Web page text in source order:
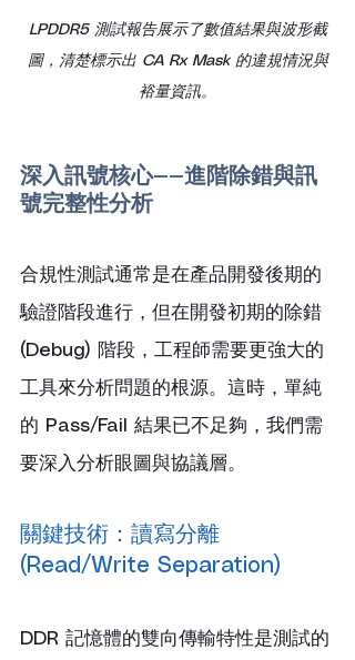
LPDDR5 測試報告展示了數值結果與波形截
圖，清楚標示出 CA Rx Mask 的違規情況與
裕量資訊。
深入訊號核心——進階除錯與訊
號完整性分析
合規性測試通常是在產品開發後期的
驗證階段進行，但在開發初期的除錯
(Debug) 階段，工程師需要更強大的
工具來分析問題的根源。這時，單純
的 Pass/Fail 結果已不足夠，我們需
要深入分析眼圖與協議層。
關鍵技術：讀寫分離
(Read/Write Separation)
DDR 記憶體的雙向傳輸特性是測試的